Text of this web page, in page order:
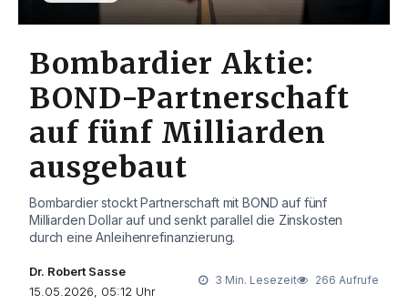
Bombardier Aktie:
BOND-Partnerschaft
auf fünf Milliarden
ausgebaut
Bombardier stockt Partnerschaft mit BOND auf fünf
Milliarden Dollar auf und senkt parallel die Zinskosten
durch eine Anleihenrefinanzierung.
Dr. Robert Sasse
15.05.2026, 05:12 Uhr
3 Min. Lesezeit 266 Aufrufe